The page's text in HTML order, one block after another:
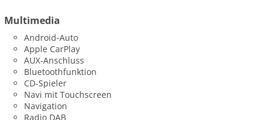
Multimedia
Android-Auto
Apple CarPlay
AUX-Anschluss
Bluetoothfunktion
CD-Spieler
Navi mit Touchscreen
Navigation
Radio DAB